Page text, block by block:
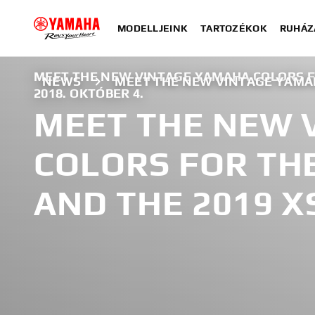
MODELLJEINK TARTOZÉKOK
NEWS MEET THE NEW VINTAGE
MEET THE NEW VINTAGE YAMAHA COLORS
2018. OKTÓBER 4.
MEET THE NEW
COLORS FOR
AND THE 2019